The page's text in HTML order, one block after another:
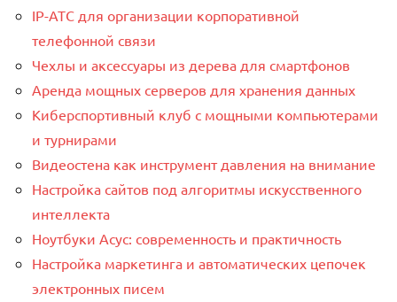
IP-АТС для организации корпоративной
телефонной связи
Чехлы и аксессуары из дерева для смартфонов
Аренда мощных серверов для хранения данных
Киберспортивный клуб с мощными компьютерами
и турнирами
Видеостена как инструмент давления на внимание
Настройка сайтов под алгоритмы искусственного
интеллекта
Ноутбуки Асус: современность и практичность
Настройка маркетинга и автоматических цепочек
электронных писем